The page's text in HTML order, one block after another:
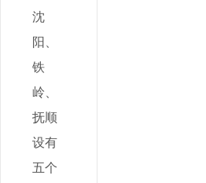
沈
阳、
铁
岭、
抚顺
设有
五个